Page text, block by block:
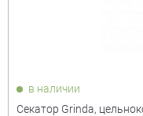
в наличии
Секатор Grinda,